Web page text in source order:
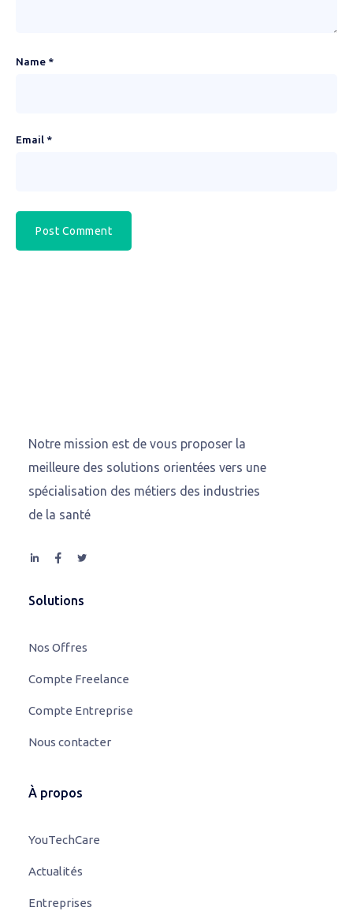
Name *
Email *
Notre mission est de vous proposer la
meilleure des solutions orientées vers une
spécialisation des métiers des industries
de la santé
Solutions
Nos Offres
Compte Freelance
Compte Entreprise
Nous contacter
À propos
YouTechCare
Actualités
Entreprises